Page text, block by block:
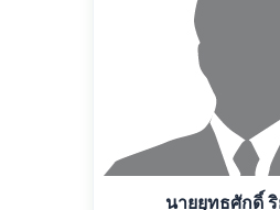
นายยุทธศักดิ์